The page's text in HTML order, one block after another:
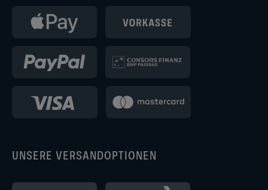
UNSERE VERSANDOPTIONEN